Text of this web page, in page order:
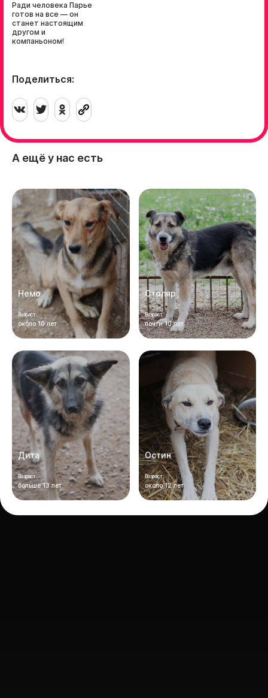
Ради человека Парье
готов на все — он
станет настоящим
другом и
компаньоном!
Поделиться:
А ещё у нас есть
Немо
Возраст:
около 10 лет
Столяр
Возраст:
почти 10 лет
Дита
Возраст:
больше 13 лет
Остин
Возраст:
около 12 лет